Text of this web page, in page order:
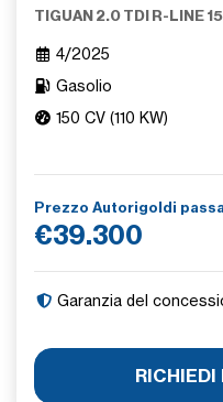
TIGUAN 2.0 TDI R-LINE
4/2025
Gasolio
150 CV (110 KW)
Prezzo Autorigoldi
€39.300
Garanzia del
RICHIEDI